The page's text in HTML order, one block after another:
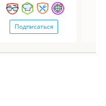
Подписаться